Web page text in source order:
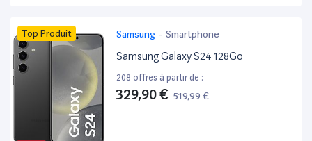
Top Produit Samsung - Smartphone
Samsung Galaxy S24 128Go
208 offres à partir de :
329,90 € 519,99 €